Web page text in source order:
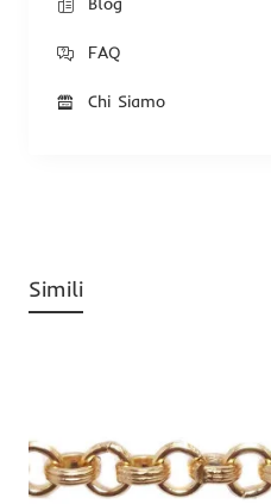
FAQ
Chi Siamo
Simili